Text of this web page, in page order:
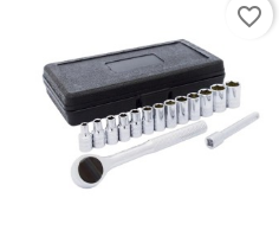
favorite_border